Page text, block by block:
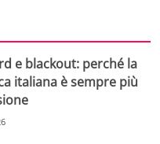
e blackout: perché la
italiana è sempre più